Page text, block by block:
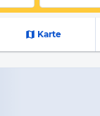
Karte